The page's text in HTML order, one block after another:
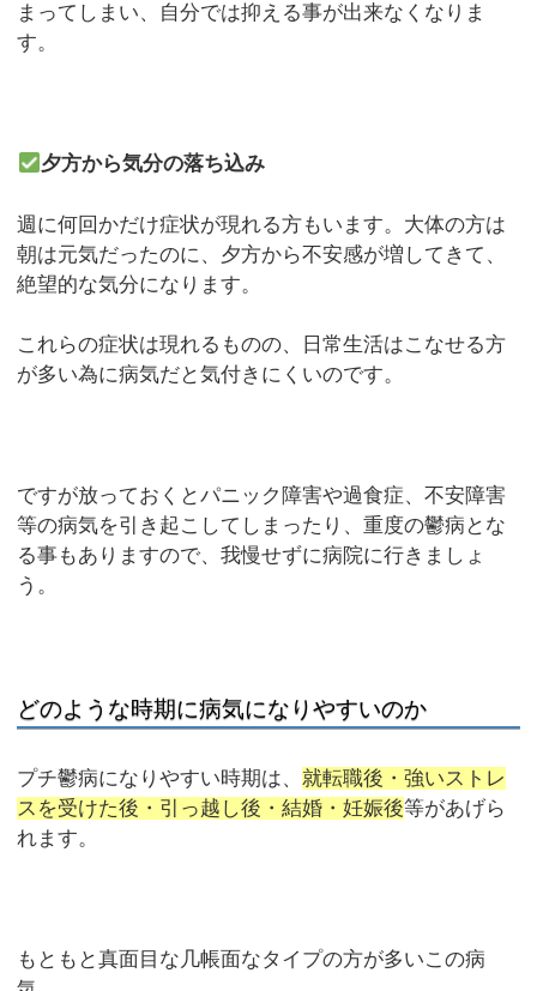
まってしまい、自分では抑える事が出来なくなりま
す。
夕方から気分の落ち込み
週に何回かだけ症状が現れる方もいます。大体の方は
朝は元気だったのに、夕方から不安感が増してきて、
絶望的な気分になります。
これらの症状は現れるものの、日常生活はこなせる方
が多い為に病気だと気付きにくいのです。
ですが放っておくとパニック障害や過食症、不安障害
等の病気を引き起こしてしまったり、重度の鬱病とな
る事もありますので、我慢せずに病院に行きましょ
う。
どのような時期に病気になりやすいのか
プチ鬱病になりやすい時期は、就転職後・強いストレ
スを受けた後・引っ越し後・結婚・妊娠後等があげら
れます。
もともと真面目な几帳面なタイプの方が多いこの病